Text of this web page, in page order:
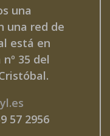
una
una red de
está en
35 del
57 2956